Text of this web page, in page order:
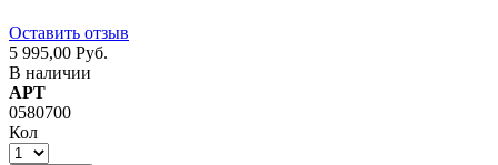
Оставить отзыв
5 995,00 Руб.
В наличии
АРТ
0580700
Кол